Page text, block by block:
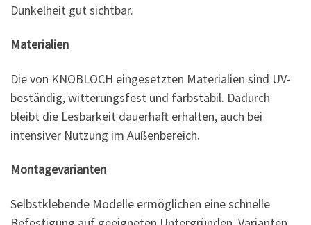
Dunkelheit gut sichtbar.
Materialien
Die von KNOBLOCH eingesetzten Materialien sind UV-
beständig, witterungsfest und farbstabil. Dadurch
bleibt die Lesbarkeit dauerhaft erhalten, auch bei
intensiver Nutzung im Außenbereich.
Montagevarianten
Selbstklebende Modelle ermöglichen eine schnelle